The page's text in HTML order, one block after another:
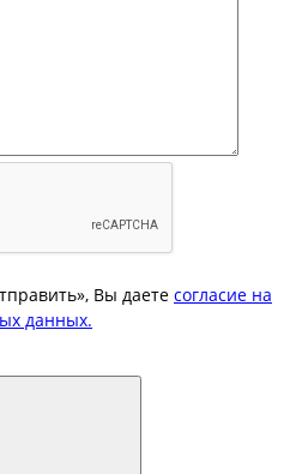
Вы даете согласие на
данных.